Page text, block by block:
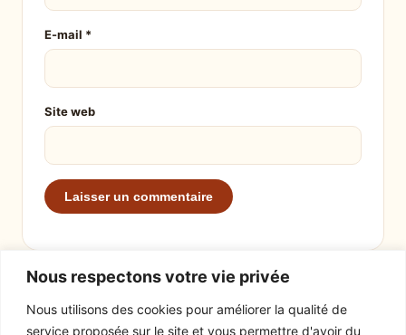
Nous respectons votre vie privée
Nous utilisons des cookies pour améliorer la qualité de
service proposée sur le site et vous permettre d'avoir du
E-mail *
Site web